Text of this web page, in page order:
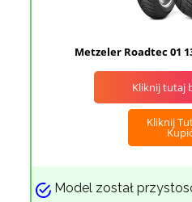
Metzeler Roadtec 01
Kliknij tutaj
Kliknij
Model został